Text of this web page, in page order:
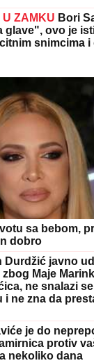
U ZAMKU Bori
glave", ovo je
snimcima
sa bebom,
dobro
Durdžić javno
zbog Maje
ne snalazi
i ne zna da
je do
protiv
nekoliko dana